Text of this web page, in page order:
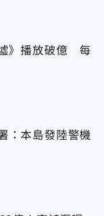
》播放破億 每
：本島發陸警機